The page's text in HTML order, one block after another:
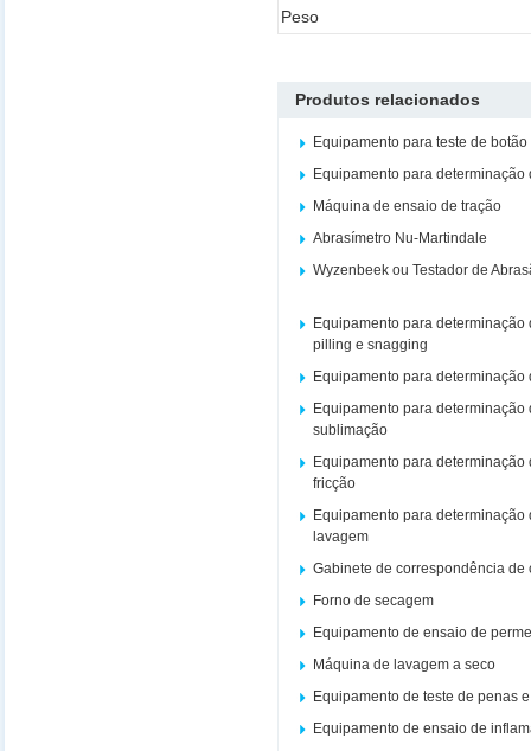
Peso
Produtos relacionados
Equipamento para teste de
Equipamento para
Máquina de ensaio de tração
Abrasímetro Nu-Martindale
Wyzenbeek ou Testador de
Equipamento para determinação
pilling e snagging
Equipamento para
Equipamento para determinação
sublimação
Equipamento para determinação
fricção
Equipamento para determinação
lavagem
Gabinete de correspondência de
Forno de secagem
Equipamento de ensaio de
Máquina de lavagem a seco
Equipamento de teste de penas
Equipamento de ensaio de